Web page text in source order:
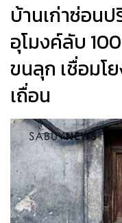
บ้านเก่าซ่อน
อุโมงค์ลับ
ขนลุก เชื่อมโ
เถื่อน